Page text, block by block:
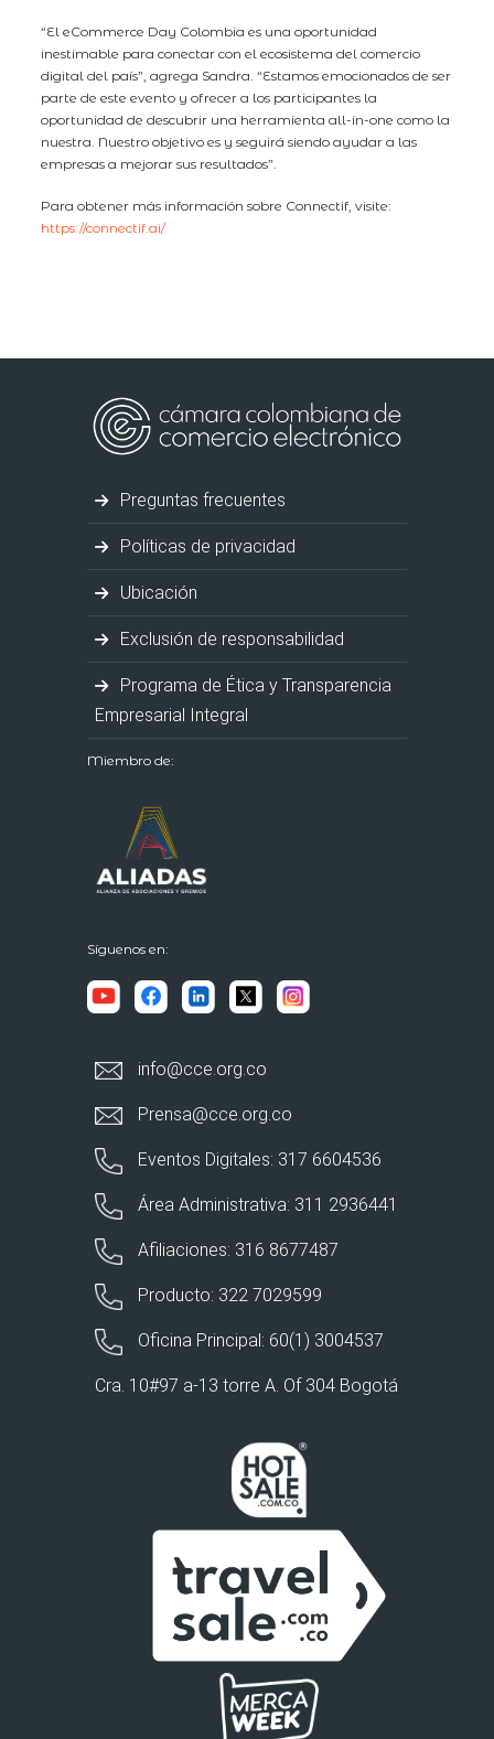
“El eCommerce Day Colombia es una oportunidad
inestimable para conectar con el ecosistema del comercio
digital del país”, agrega Sandra. “Estamos emocionados de ser
parte de este evento y ofrecer a los participantes la
oportunidad de descubrir una herramienta all-in-one como la
nuestra. Nuestro objetivo es y seguirá siendo ayudar a las
empresas a mejorar sus resultados”.
Para obtener más información sobre Connectif, visite:
https://connectif.ai/
Preguntas frecuentes
Políticas de privacidad
Ubicación
Exclusión de responsabilidad
Programa de Ética y Transparencia
Empresarial Integral
Miembro de:
Síguenos en:
info@cce.org.co
Prensa@cce.org.co
Eventos Digitales: 317 6604536
Área Administrativa: 311 2936441
Afiliaciones: 316 8677487
Producto: 322 7029599
Oficina Principal: 60(1) 3004537
Cra. 10#97 a-13 torre A. Of 304 Bogotá